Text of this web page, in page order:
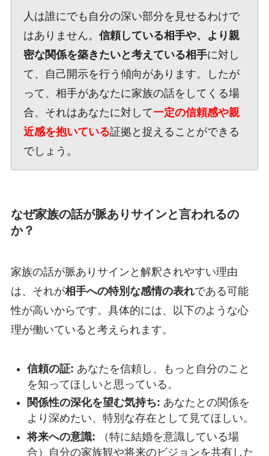
人は誰にでも自分の深い部分を見せるわけで
はありません。 信頼している相手や、より親
密な関係を築きたいと考えている相手に対し
て、自己開示を行う傾向があります。したが
って、相手があなたに家族の話をしてくる場
合、それはあなたに対して一定の信頼感や親
近感を抱いている証拠と捉えることができる
でしょう。
なぜ家族の話が脈ありサインと言われるの
か？
家族の話が脈ありサインと解釈されやすい理由
は、それが相手への特別な感情の表れである可能
性が高いからです。具体的には、以下のような心
理が働いていると考えられます。
信頼の証: あなたを信頼し、もっと自分のこと
を知ってほしいと思っている。
関係性の深化を望む気持ち: あなたとの関係を
より深めたい、特別な存在として見てほしい。
将来への意識: （特に結婚を意識している場
合）自分の家族観や将来のビジョンを共有した